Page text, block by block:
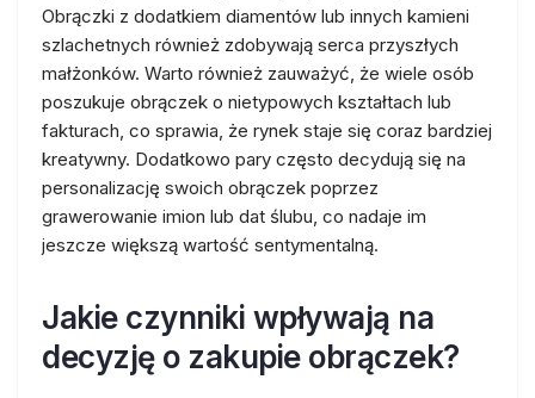
Obrączki z dodatkiem diamentów lub innych kamieni
szlachetnych również zdobywają serca przyszłych
małżonków. Warto również zauważyć, że wiele osób
poszukuje obrączek o nietypowych kształtach lub
fakturach, co sprawia, że rynek staje się coraz bardziej
kreatywny. Dodatkowo pary często decydują się na
personalizację swoich obrączek poprzez
grawerowanie imion lub dat ślubu, co nadaje im
jeszcze większą wartość sentymentalną.
Jakie czynniki wpływają na
decyzję o zakupie obrączek?